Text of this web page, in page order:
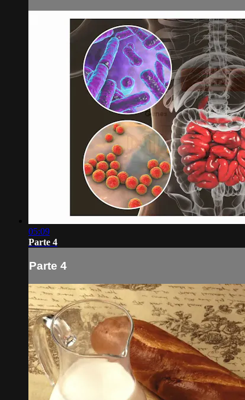
05:09
Parte 4
Parte 4